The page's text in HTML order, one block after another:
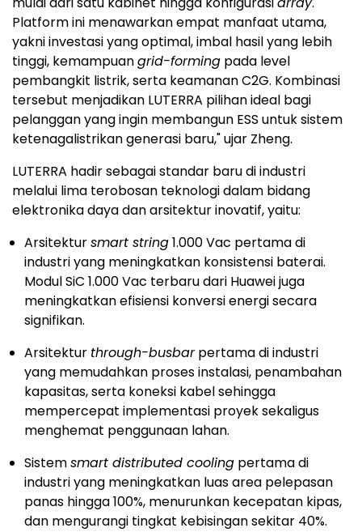
Platform ini menawarkan empat manfaat utama,
yakni investasi yang optimal, imbal hasil yang lebih
tinggi, kemampuangrid-forming pada level
pembangkit listrik, serta keamanan C2G. Kombinasi
tersebut menjadikan LUTERRA pilihan ideal bagi
pelanggan yang ingin membangun ESS untuk sistem
ketenagalistrikan generasi baru," ujar Zheng.
LUTERRA hadir sebagai standar baru di industri
melalui lima terobosan teknologi dalam bidang
elektronika daya dan arsitektur inovatif, yaitu:
Arsitektursmart string1.000 Vac pertama di
industri yang meningkatkan konsistensi baterai.
Modul SiC 1.000 Vac terbaru dari Huawei juga
meningkatkan efisiensi konversi energi secara
signifikan.
Arsitektur through-busbarpertama di industri
yang memudahkan proses instalasi, penambahan
kapasitas, serta koneksi kabel sehingga
mempercepat implementasi proyek sekaligus
menghemat penggunaan lahan.
Sistemsmart distributed cooling pertama di
industri yang meningkatkan luas area pelepasan
panas hingga 100%, menurunkan kecepatan kipas,
dan mengurangi tingkat kebisingan sekitar 40%.